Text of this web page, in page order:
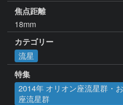
焦点距離
18mm
カテゴリー
流星
特集
2014年 オリオン座流星群・
座流星群